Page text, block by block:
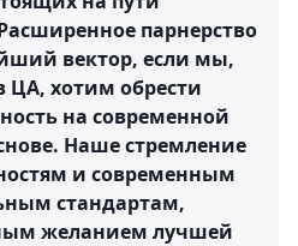
парнерство
вектор, если мы,
ЦА, хотим обрести
на современной
Наше стремление
и современным
стандартам,
желанием лучшей